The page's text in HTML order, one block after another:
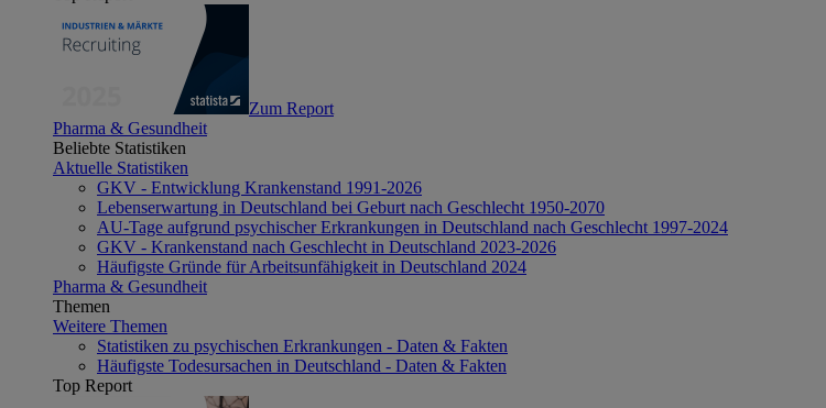
Zum Report
Pharma & Gesundheit
Beliebte Statistiken
Aktuelle Statistiken
GKV - Entwicklung Krankenstand 1991-2026
Lebenserwartung in Deutschland bei Geburt nach Geschlecht 1950-2070
AU-Tage aufgrund psychischer Erkrankungen in Deutschland nach Geschlecht 1997-2024
GKV - Krankenstand nach Geschlecht in Deutschland 2023-2026
Häufigste Gründe für Arbeitsunfähigkeit in Deutschland 2024
Pharma & Gesundheit
Themen
Weitere Themen
Statistiken zu psychischen Erkrankungen - Daten & Fakten
Häufigste Todesursachen in Deutschland - Daten & Fakten
Top Report